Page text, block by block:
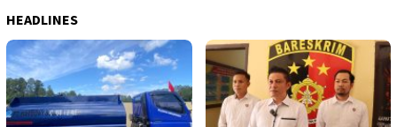
HEADLINES